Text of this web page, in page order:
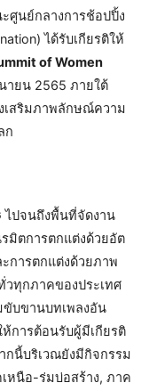
ศูนย์กลางการช้อปปิ้ง
ได้รับเกียรติให้
of Women
ายน 2565 ภายใต้
เสริมภาพลักษณ์ความ
ก
ไปจนถึงพื้นที่จัดงาน
มิตการตกแต่งด้วยอัต
การตกแต่งด้วยภาพ
ทุกภาคของประเทศ
ขับขานบทเพลงอัน
ห้การต้อนรับผู้มีเกียรติ
กนี้บริเวณยังมีกิจกรรม
หนือ-ร่มบ่อสร้าง, ภาค